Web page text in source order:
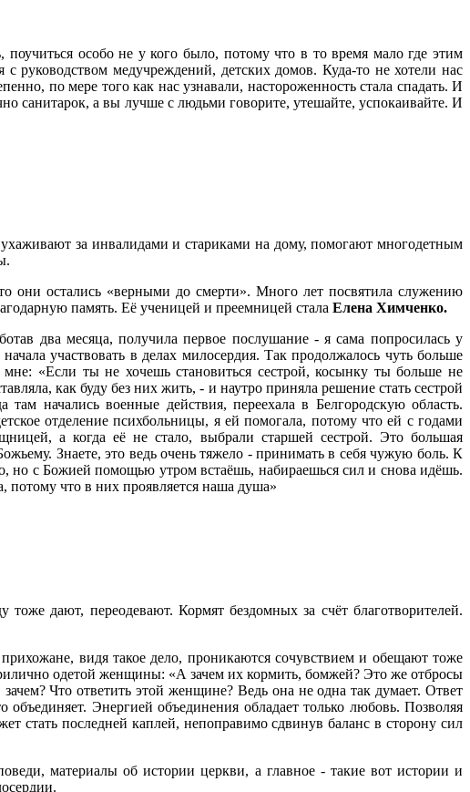
особо не у кого было, потому что в то время мало где этим
медучреждений, детских домов. Куда-то не хотели нас
по мере того как нас узнавали, настороженность стала спадать. И
санитарок, а вы лучше с людьми говорите, утешайте, успокаивайте. И
за инвалидами и стариками на дому, помогают многодетным
они остались «верными до смерти». Много лет посвятила служению
память. Её ученицей и преемницей стала Елена Химченко.
два месяца, получила первое послушание - я сама попросилась у
участвовать в делах милосердия. Так продолжалось чуть больше
«Если ты не хочешь становиться сестрой, косынку ты больше не
как буду без них жить, - и наутро приняла решение стать сестрой
начались военные действия, переехала в Белгородскую область.
отделение психбольницы, я ей помогала, потому что ей с годами
а когда её не стало, выбрали старшей сестрой. Это большая
Знаете, это ведь очень тяжело - принимать в себя чужую боль. К
но с Божией помощью утром встаёшь, набираешься сил и снова идёшь.
потому что в них проявляется наша душа»
дают, переодевают. Кормят бездомных за счёт благотворителей.
видя такое дело, проникаются сочувствием и обещают тоже
одетой женщины: «А зачем их кормить, бомжей? Это же отбросы
Что ответить этой женщине? Ведь она не одна так думает. Ответ
Энергией объединения обладает только любовь. Позволяя
стать последней каплей, непоправимо сдвинув баланс в сторону сил
материалы об истории церкви, а главное - такие вот истории и